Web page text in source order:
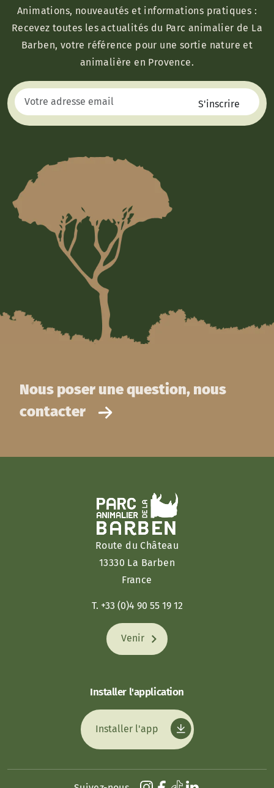
Animations, nouveautés et informations pratiques :
Recevez toutes les actualités du Parc animalier de La
Barben, votre référence pour une sortie nature et
animalière en Provence.
Nous poser une question, nous
contacter
Route du Château
13330 La Barben
France
T. +33 (0)4 90 55 19 12
Venir
Installer l'application
Installer l'app